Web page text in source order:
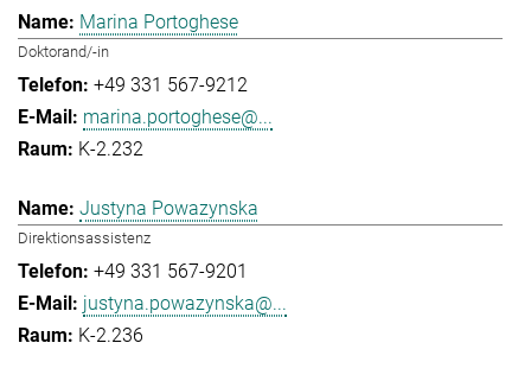
Marina Portoghese
Doktorand/-in
+49 331 567-9212
marina.portoghese@...
K-2.232
Justyna Powazynska
Direktionsassistenz
+49 331 567-9201
justyna.powazynska@...
K-2.236